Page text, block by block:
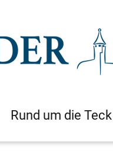
Rund um die Teck